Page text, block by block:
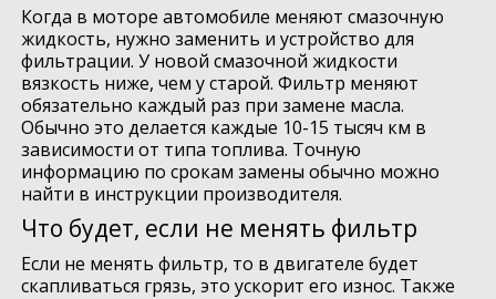
Когда в моторе автомобиле меняют смазочную
жидкость, нужно заменить и устройство для
фильтрации. У новой смазочной жидкости
вязкость ниже, чем у старой. Фильтр меняют
обязательно каждый раз при замене масла.
Обычно это делается каждые 10-15 тысяч км в
зависимости от типа топлива. Точную
информацию по срокам замены обычно можно
найти в инструкции производителя.
Что будет, если не менять фильтр
Если не менять фильтр, то в двигателе будет
скапливаться грязь, это ускорит его износ. Также